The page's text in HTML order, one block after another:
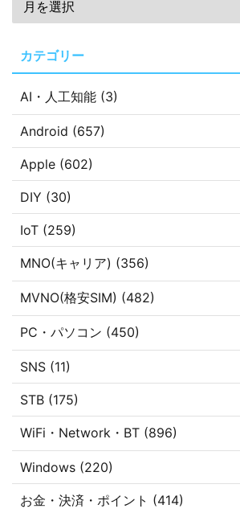
カテゴリー
AI・人工知能 (3)
Android (657)
Apple (602)
DIY (30)
IoT (259)
MNO(キャリア) (356)
MVNO(格安SIM) (482)
PC・パソコン (450)
SNS (11)
STB (175)
WiFi・Network・BT (896)
Windows (220)
お金・決済・ポイント (414)